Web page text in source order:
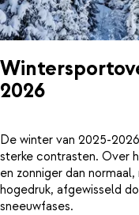
2026
De winter van 2025-
sterke contrasten. Over
en zonniger dan
hogedruk, afgewisseld
sneeuwfases.